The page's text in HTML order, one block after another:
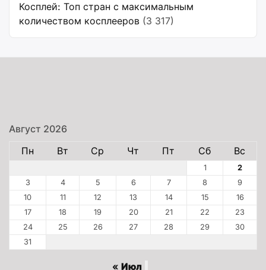
Косплей: Топ стран с максимальным
количеством косплееров (3 317)
Август 2026
Пн
Вт Ср Чт Пт Сб Вс
1
2
3
4 5 6 7 8
9
10
11 12 13 14 15
16
17
18 19 20 21 22
23
24
25 26 27 28 29
30
31
« Июл